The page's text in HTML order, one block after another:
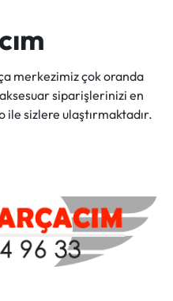
merkezimiz çok oranda
siparişlerinizi en
ile sizlere ulaştırmaktadır.